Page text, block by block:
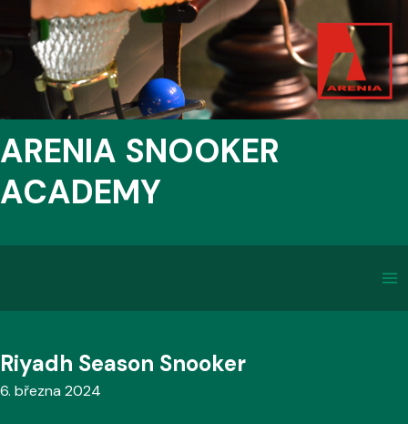
ARENIA SNOOKER
ACADEMY
Riyadh Season Snooker
6. března 2024